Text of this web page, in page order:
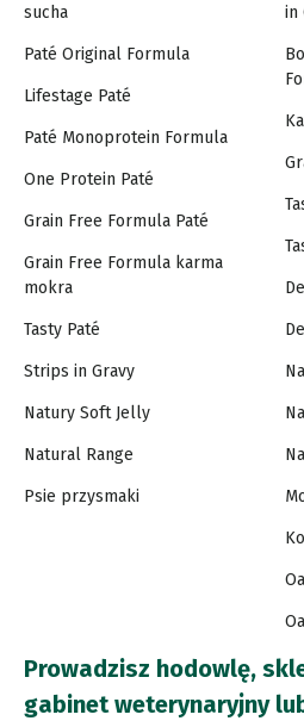
sucha
Paté Original Formula
Lifestage Paté
Paté Monoprotein Formula
One Protein Paté
Grain Free Formula Paté
Grain Free Formula karma
mokra
Tasty Paté
Strips in Gravy
Natury Soft Jelly
Natural Range
Psie przysmaki
in
Prowadzisz hodowlę,
gabinet weterynaryjny